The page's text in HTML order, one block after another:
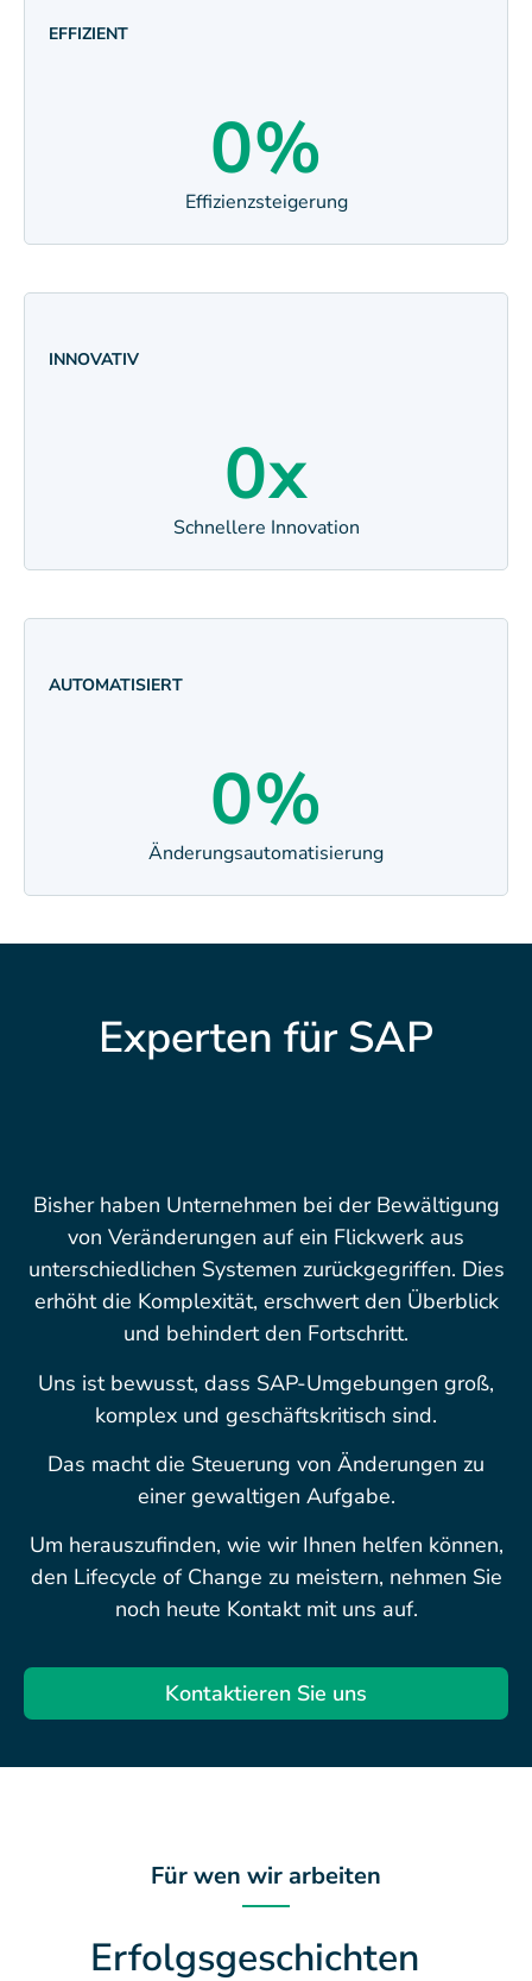
EFFIZIENT
Effizienzsteigerung
0%
INNOVATIV
Schnellere Innovation
0x
AUTOMATISIERT
Änderungsautomatisierung
0%
Experten für SAP
Bisher haben Unternehmen bei der Bewältigung
von Veränderungen auf ein Flickwerk aus
unterschiedlichen Systemen zurückgegriffen. Dies
erhöht die Komplexität, erschwert den Überblick
und behindert den Fortschritt.
Uns ist bewusst, dass SAP-Umgebungen groß,
komplex und geschäftskritisch sind.
Das macht die Steuerung von Änderungen zu
einer gewaltigen Aufgabe.
Um herauszufinden, wie wir Ihnen helfen können,
den Lifecycle of Change zu meistern, nehmen Sie
noch heute Kontakt mit uns auf.
Kontaktieren Sie uns
Für wen wir arbeiten
Erfolgsgeschichten